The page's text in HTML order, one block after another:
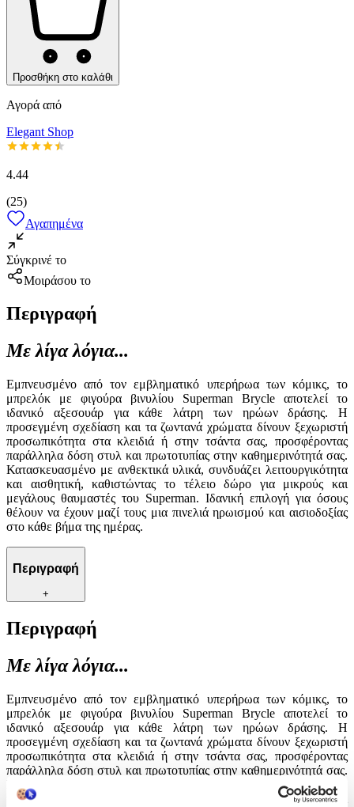
Προσθήκη στο καλάθι
Αγορά από
Elegant Shop
4.44
(25)
Αγαπημένα
Σύγκρινέ το
Μοιράσου το
Περιγραφή
Με λίγα λόγια...
Εμπνευσμένο από τον εμβληματικό υπερήρωα των κόμικς, το
μπρελόκ με φιγούρα βινυλίου Superman Brycle αποτελεί το
ιδανικό αξεσουάρ για κάθε λάτρη των ηρώων δράσης. Η
προσεγμένη σχεδίαση και τα ζωντανά χρώματα δίνουν ξεχωριστή
προσωπικότητα στα κλειδιά ή στην τσάντα σας, προσφέροντας
παράλληλα δόση στυλ και πρωτοτυπίας στην καθημερινότητά σας.
Κατασκευασμένο με ανθεκτικά υλικά, συνδυάζει λειτουργικότητα
και αισθητική, καθιστώντας το τέλειο δώρο για μικρούς και
μεγάλους θαυμαστές του Superman. Ιδανική επιλογή για όσους
θέλουν να έχουν μαζί τους μια πινελιά ηρωισμού και αισιοδοξίας
στο κάθε βήμα της ημέρας.
Περιγραφή
+
Περιγραφή
Με λίγα λόγια...
Εμπνευσμένο από τον εμβληματικό υπερήρωα των κόμικς, το
μπρελόκ με φιγούρα βινυλίου Superman Brycle αποτελεί το
ιδανικό αξεσουάρ για κάθε λάτρη των ηρώων δράσης. Η
προσεγμένη σχεδίαση και τα ζωντανά χρώματα δίνουν ξεχωριστή
προσωπικότητα στα κλειδιά ή στην τσάντα σας, προσφέροντας
παράλληλα δόση στυλ και πρωτοτυπίας στην καθημερινότητά σας.
Κατασκευασμένο με ανθεκτικά υλικά, συνδυάζει λειτουργικότητα
και αισθητική, καθιστώντας το τέλειο δώρο για μικρούς και